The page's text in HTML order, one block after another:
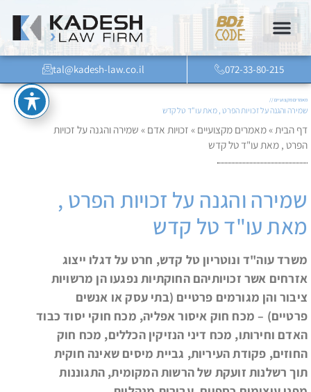
072-33-80-215
tal@kadesh-law.co.il
מאמרים מקצועיים //
שמירה והגנה על זכויות הפרט , מאת עו"ד טל קדש
דף הבית »מאמרים מקצועיים » זכויות אדם » שמירה והגנה על זכויות
הפרט , מאת עו"ד טל קדש
שמירה והגנה על זכויות הפרט ,
מאת עו"ד טל קדש
משרד עוה"ד ונוטריון טל קדש, חרט על דגלו ייצוג
אזרחים אשר זכויותיהם החוקתיות נפגעו הן מרשויות
ציבור והן מגורמים פרטיים (בתי עסק או אנשים
פרטיים) – מכח חוק איסור אפליה, מכח חוקי יסוד כבוד
האדם וחירותו, מכח דיני הנזיקין הכללים, מכח חוק
החוזים, פקודת העיריות, גביית מיסים שאינה חוקית
תוך רשלנות זועקת של הרשות המקומית, התגוננות